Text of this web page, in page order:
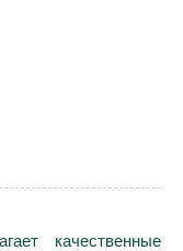
качественные